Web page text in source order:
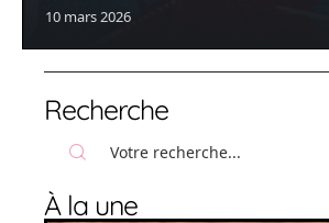
10 mars 2026
Recherche
À la une